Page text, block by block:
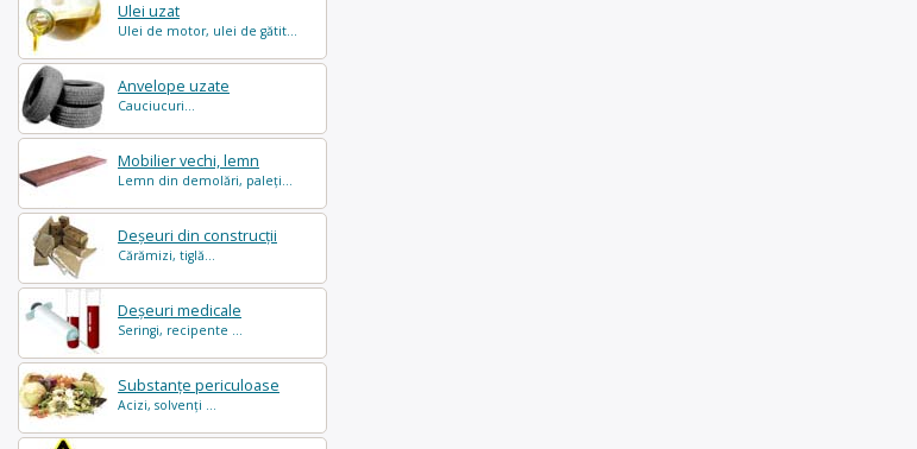
Ulei uzat
Ulei de motor, ulei de gătit...
Anvelope uzate
Cauciucuri...
Mobilier vechi, lemn
Lemn din demolări, paleți...
Deșeuri din construcții
Cărămizi, tiglă...
Deșeuri medicale
Seringi, recipente ...
Substanțe periculoase
Acizi, solvenți ...